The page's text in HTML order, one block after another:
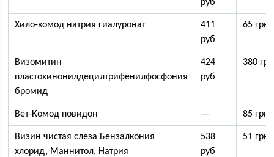
руб
Хило-комод натрия гиалуронат
411
руб
65 грн
Визомитин
пластохинонилдецилтрифенилфосфония
бромид
424
руб
380 грн
Вет-Комод повидон — 85 грн
Визин чистая слеза Бензалкония
хлорид, Маннитол, Натрия
538
руб
51 грн